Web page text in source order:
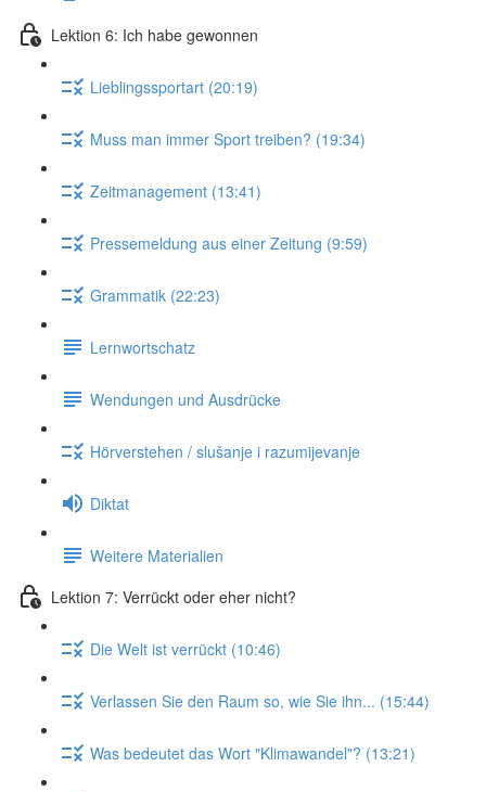
Lektion 6: Ich habe gewonnen
Lieblingssportart (20:19)
Muss man immer Sport treiben? (19:34)
Zeitmanagement (13:41)
Pressemeldung aus einer Zeitung (9:59)
Grammatik (22:23)
Lernwortschatz
Wendungen und Ausdrücke
Hörverstehen / slušanje i razumijevanje
Diktat
Weitere Materialien
Lektion 7: Verrückt oder eher nicht?
Die Welt ist verrückt (10:46)
Verlassen Sie den Raum so, wie Sie ihn... (15:44)
Was bedeutet das Wort "Klimawandel"? (13:21)